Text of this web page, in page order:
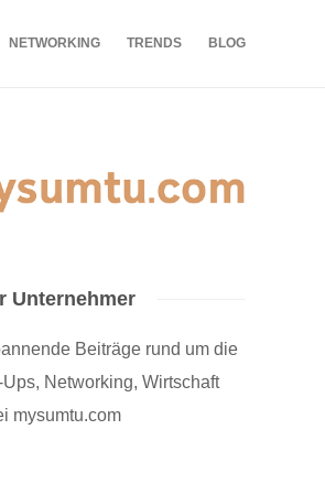
NETWORKING TRENDS BLOG
Unternehmer
Beiträge rund um die
Networking, Wirtschaft
mysumtu.com